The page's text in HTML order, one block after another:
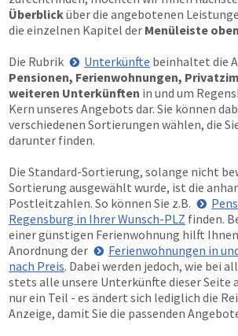
Überblicküber die angebotenen
die einzelnen Kapitel der Menüleiste oben
Die Rubrik
Unterkünfte beinhaltet die
Pensionen, Ferienwohnungen,
weiteren Unterkünften in und um
Kern unseres Angebots dar. Sie können
verschiedenen Sortierungen wählen, die
darunter finden.
Die Standard-Sortierung, solange nicht
Sortierung ausgewählt wurde, ist die
Postleitzahlen. So können Sie z.B.
Regensburg in Ihrer Wunsch-PLZ finden.
einer günstigen Ferienwohnung hilft
Anordnung der
Ferienwohnungen in
nach Preis. Dabei werden jedoch, wie bei
stets alle unsere Unterkünfte dieser Seite
nur ein Teil - es ändert sich lediglich die
Anzeige, damit Sie die passenden